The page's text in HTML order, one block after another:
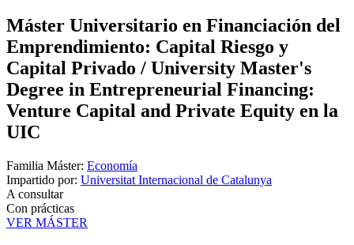
Máster Universitario en Financiación del
Emprendimiento: Capital Riesgo y
Capital Privado / University Master's
Degree in Entrepreneurial Financing:
Venture Capital and Private Equity en la
UIC
Familia Máster: Economía
Impartido por: Universitat Internacional de Catalunya
A consultar
Con prácticas
VER MÁSTER